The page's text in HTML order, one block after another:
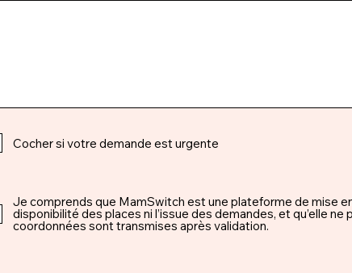
Cocher si votre demande est urgente
Je comprends que MamSwitch est une plateforme de mise
disponibilité des places ni l’issue des demandes, et qu’elle
coordonnées sont transmises après validation.